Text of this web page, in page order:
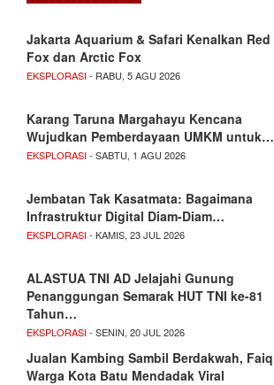
Jakarta Aquarium & Safari Kenalkan Red
Fox dan Arctic Fox
EKSPLORASI- RABU, 5 AGU 2026
Karang Taruna Margahayu Kencana
Wujudkan Pemberdayaan UMKM untuk…
EKSPLORASI- SABTU, 1 AGU 2026
Jembatan Tak Kasatmata: Bagaimana
Infrastruktur Digital Diam-Diam…
EKSPLORASI- KAMIS, 23 JUL 2026
ALASTUA TNI AD Jelajahi Gunung
Penanggungan Semarak HUT TNI ke-81
Tahun…
EKSPLORASI- SENIN, 20 JUL 2026
Jualan Kambing Sambil Berdakwah, Faiq
Warga Kota Batu Mendadak Viral